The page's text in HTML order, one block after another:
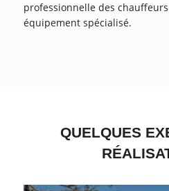
professionnelle des chauffeurs
équipement spécialisé.
QUELQUES